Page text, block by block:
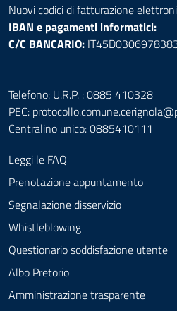
Nuovi codici di fatturazione
IBAN e pagamenti informatici:
C/C BANCARIO:
Telefono: U.R.P. : 0885 410328
PEC:
Centralino unico: 0885410111
Leggi le FAQ
Prenotazione appuntamento
Segnalazione disservizio
Whistleblowing
Questionario soddisfazione utente
Albo Pretorio
Amministrazione trasparente